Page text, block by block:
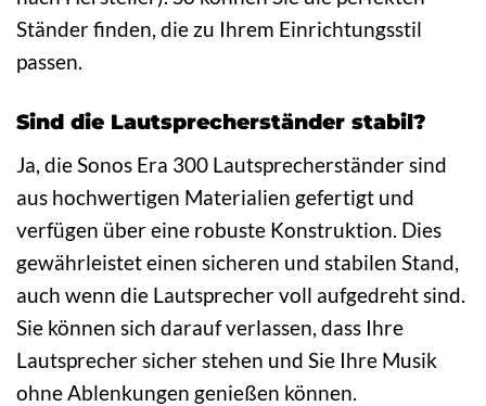
Ständer finden, die zu Ihrem Einrichtungsstil
passen.
Sind die Lautsprecherständer stabil?
Ja, die Sonos Era 300 Lautsprecherständer sind
aus hochwertigen Materialien gefertigt und
verfügen über eine robuste Konstruktion. Dies
gewährleistet einen sicheren und stabilen Stand,
auch wenn die Lautsprecher voll aufgedreht sind.
Sie können sich darauf verlassen, dass Ihre
Lautsprecher sicher stehen und Sie Ihre Musik
ohne Ablenkungen genießen können.